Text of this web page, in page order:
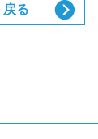
戻る